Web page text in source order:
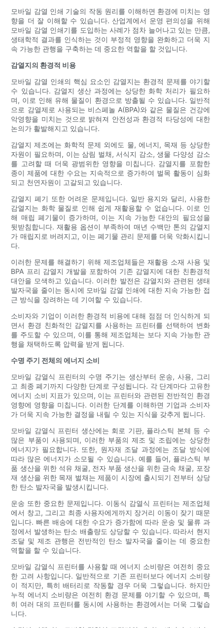
모바일 감열 인쇄 기술의 작동 원리를 이해하면 환경에 미치는 영
향을 더 잘 이해할 수 있습니다. 산업계에서 운영 편의성을 위해
모바일 감열 인쇄기를 도입하는 사례가 점차 늘어나고 있는 만큼,
생태학적 결과를 인식하는 것이 부정적 영향을 완화하고 더욱 지
속 가능한 관행을 구축하는 데 중요한 역할을 할 것입니다.
감열지의 환경적 비용
모바일 감열 인쇄의 핵심 요소인 감열지는 환경적 문제를 야기할
수 있습니다. 감열지 생산 과정에는 상당한 화학 처리가 필요하
며, 이로 인해 유해 물질이 환경으로 방출될 수 있습니다. 일반적
으로 감열제로 사용되는 비스페놀 A(BPA)와 같은 물질은 건강에
악영향을 미치는 것으로 밝혀져 안전성과 환경적 타당성에 대한
논의가 활발해지고 있습니다.
감열지 제조에는 화학적 문제 외에도 물, 에너지, 목재 등 상당한
자원이 필요하며, 이는 삼림 벌채, 서식지 감소, 생물 다양성 감소
를 고려할 때 더욱 광범위한 영향을 미칩니다. 감열지를 포함한
종이 제품에 대한 수요는 지속적으로 증가하여 벌목 활동이 심화
되고 천연자원이 고갈되고 있습니다.
감열지 폐기 또한 어려운 문제입니다. 일반 용지와 달리, 사용한
감열지는 화학 물질로 인해 쉽게 재활용할 수 없습니다. 이로 인
해 매립 폐기물이 증가하며, 이는 지속 가능한 대안의 필요성을
뒷받침합니다. 재활용 옵션이 부족하여 매년 수백만 톤의 감열지
가 매립지로 버려지고, 이는 폐기물 관리 문제를 더욱 악화시킵니
다.
이러한 문제를 해결하기 위해 제조업체들은 재활용 소재 사용 및
BPA 프리 감열지 개발을 포함하여 기존 감열지에 대한 친환경적
대안을 모색하고 있습니다. 이러한 발전은 감열지와 관련된 생태
발자국을 줄이는 동시에 모바일 감열 인쇄에 대한 지속 가능한 접
근 방식을 장려하는 데 기여할 수 있습니다.
소비자와 기업이 이러한 환경적 비용에 대해 점점 더 인식하게 되
면서 환경 친화적인 감열지를 사용하는 프린터를 선택하여 변화
를 주도할 수 있으며, 이를 통해 제조업체는 보다 지속 가능한 관
행을 채택하도록 압력을 받게 됩니다.
수명 주기 전체의 에너지 소비
모바일 감열식 프린터의 수명 주기는 생산부터 운송, 사용, 그리
고 최종 폐기까지 다양한 단계로 구성됩니다. 각 단계마다 고유한
에너지 소비 지표가 있으며, 이는 프린터와 관련된 전반적인 환경
영향에 영향을 미칩니다. 이러한 단계를 이해하면 기업과 소비자
가 더욱 지속 가능한 결정을 내릴 수 있는 지식을 갖추게 됩니다.
모바일 감열식 프린터 생산에는 회로 기판, 플라스틱 본체 등 수
많은 부품이 사용되며, 이러한 부품의 제조 및 조립에는 상당한
에너지가 필요합니다. 또한, 원자재 조달 과정에는 조달 방식에
따라 많은 에너지가 소모될 수 있습니다. 예를 들어, 플라스틱 부
품 생산을 위한 석유 채굴, 전자 부품 생산을 위한 금속 채굴, 포장
재 생산을 위한 목재 벌채는 제품이 시장에 출시되기 전부터 상당
한 탄소 발자국을 발생시킵니다.
운송 또한 중요한 문제입니다. 이동식 감열식 프린터는 제조업체
에서 창고, 그리고 최종 사용자에게까지 장거리 이동이 잦기 때문
입니다. 빠른 배송에 대한 수요가 증가함에 따라 운송 및 물류 과
정에서 발생하는 탄소 배출량도 상당할 수 있습니다. 따라서 현지
조달 및 제조 관행은 전반적인 탄소 발자국을 줄이는 데 중요한
역할을 할 수 있습니다.
모바일 감열식 프린터를 사용할 때 에너지 소비량은 여전히 ​​중요
한 고려 사항입니다. 일반적으로 기존 프린터보다 에너지 소비량
이 적지만, 특히 배터리로 작동할 경우 더욱 그렇습니다. 하지만
누적 에너지 소비량은 여전히 ​​환경 문제를 야기할 수 있으며, 특
히 여러 대의 프린터를 동시에 사용하는 환경에서는 더욱 그렇습
니다.